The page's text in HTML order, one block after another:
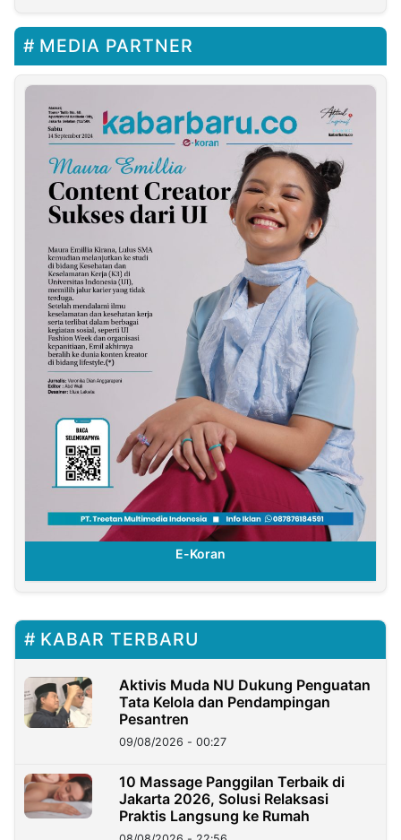
MEDIA PARTNER
E-Koran
KABAR TERBARU
Aktivis Muda NU Dukung Penguatan
Tata Kelola dan Pendampingan
Pesantren
09/08/2026 - 00:27
10 Massage Panggilan Terbaik di
Jakarta 2026, Solusi Relaksasi
Praktis Langsung ke Rumah